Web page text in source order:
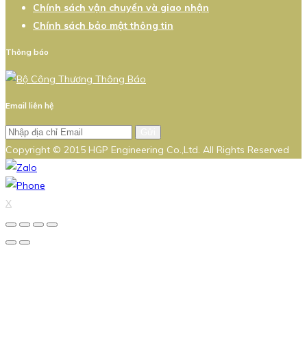
Chính sách vận chuyển và giao nhận
Chính sách bảo mật thông tin
Thông báo
Email liên hệ
Copyright © 2015 HGP Engineering Co.,Ltd. All Rights Reserved
X